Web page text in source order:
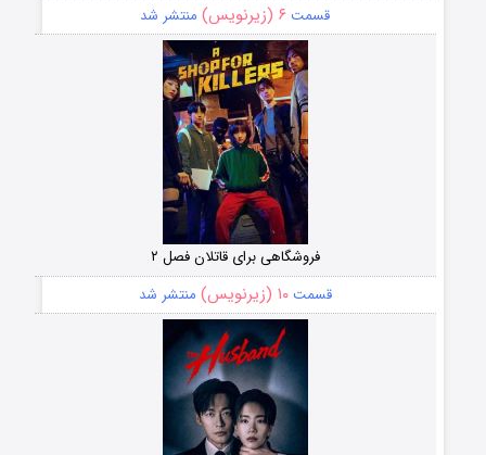
قسمت ۶ (زیرنویس) منتشر شد
فروشگاهی برای قاتلان فصل ۲
قسمت۱۰ (زیرنویس) منتشر شد